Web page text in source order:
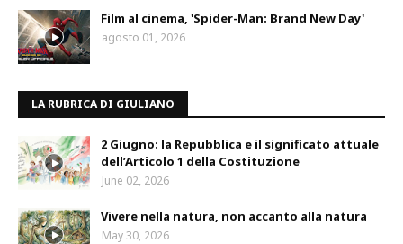
Film al cinema, 'Spider-Man: Brand New Day'
agosto 01, 2026
LA RUBRICA DI GIULIANO
2 Giugno: la Repubblica e il significato attuale
dell’Articolo 1 della Costituzione
June 02, 2026
Vivere nella natura, non accanto alla natura
May 30, 2026